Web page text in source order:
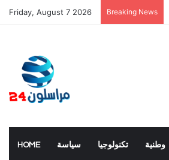
Friday, August 7 2026 Breaking News
HOME سياسة تكنولوجيا وطنية